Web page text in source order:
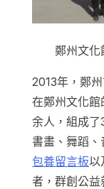
鄭州文化
2013年，鄭
在鄭州文化
余人，組成
書畫、舞蹈
包養留言板以
者，群創公益